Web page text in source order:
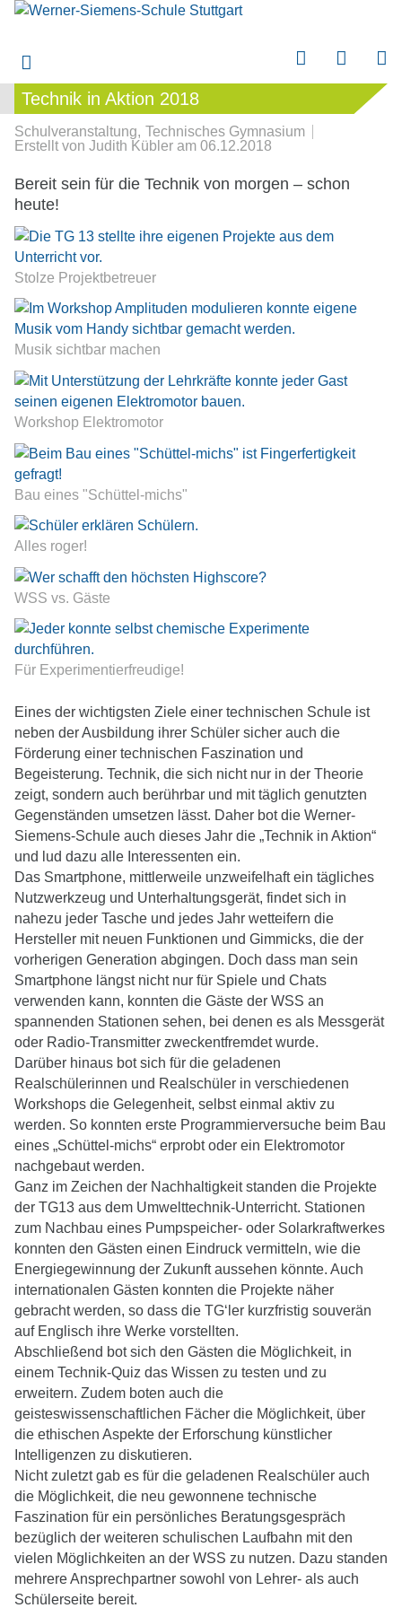
Technik in Aktion 2018
Technik in Aktion 2018
Schulveranstaltung Technisches Gymnasium
Erstellt von Judith Kübler am 06.12.2018
Bereit sein für die Technik von morgen – schon
heute!
Stolze Projektbetreuer
Musik sichtbar machen
Workshop Elektromotor
Bau eines "Schüttel-michs"
Alles roger!
WSS vs. Gäste
Für Experimentierfreudige!
Eines der wichtigsten Ziele einer technischen Schule ist
neben der Ausbildung ihrer Schüler sicher auch die
Förderung einer technischen Faszination und
Begeisterung. Technik, die sich nicht nur in der Theorie
zeigt, sondern auch berührbar und mit täglich genutzten
Gegenständen umsetzen lässt. Daher bot die Werner-
Siemens-Schule auch dieses Jahr die „Technik in Aktion“
und lud dazu alle Interessenten ein.
Das Smartphone, mittlerweile unzweifelhaft ein tägliches
Nutzwerkzeug und Unterhaltungsgerät, findet sich in
nahezu jeder Tasche und jedes Jahr wetteifern die
Hersteller mit neuen Funktionen und Gimmicks, die der
vorherigen Generation abgingen. Doch dass man sein
Smartphone längst nicht nur für Spiele und Chats
verwenden kann, konnten die Gäste der WSS an
spannenden Stationen sehen, bei denen es als Messgerät
oder Radio-Transmitter zweckentfremdet wurde.
Darüber hinaus bot sich für die geladenen
Realschülerinnen und Realschüler in verschiedenen
Workshops die Gelegenheit, selbst einmal aktiv zu
werden. So konnten erste Programmierversuche beim Bau
eines „Schüttel-michs“ erprobt oder ein Elektromotor
nachgebaut werden.
Ganz im Zeichen der Nachhaltigkeit standen die Projekte
der TG13 aus dem Umwelttechnik-Unterricht. Stationen
zum Nachbau eines Pumpspeicher- oder Solarkraftwerkes
konnten den Gästen einen Eindruck vermitteln, wie die
Energiegewinnung der Zukunft aussehen könnte. Auch
internationalen Gästen konnten die Projekte näher
gebracht werden, so dass die TG‘ler kurzfristig souverän
auf Englisch ihre Werke vorstellten.
Abschließend bot sich den Gästen die Möglichkeit, in
einem Technik-Quiz das Wissen zu testen und zu
erweitern. Zudem boten auch die
geisteswissenschaftlichen Fächer die Möglichkeit, über
die ethischen Aspekte der Erforschung künstlicher
Intelligenzen zu diskutieren.
Nicht zuletzt gab es für die geladenen Realschüler auch
die Möglichkeit, die neu gewonnene technische
Faszination für ein persönliches Beratungsgespräch
bezüglich der weiteren schulischen Laufbahn mit den
vielen Möglichkeiten an der WSS zu nutzen. Dazu standen
mehrere Ansprechpartner sowohl von Lehrer- als auch
Schülerseite bereit.